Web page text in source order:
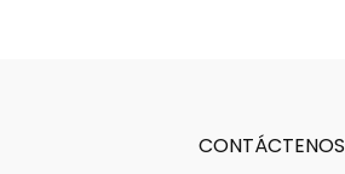
CONTÁCTENOS